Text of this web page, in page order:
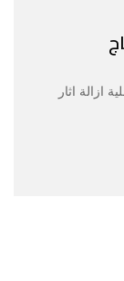
ازالة اثار